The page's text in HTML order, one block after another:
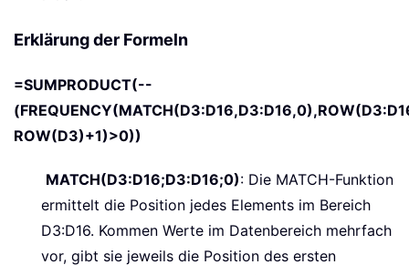
Erklärung der Formeln
=SUMPRODUCT(--
ROW(D3)+1)>0))
MATCH(D3:D16;D3:D16;0): Die MATCH-Funktion
ermittelt die Position jedes Elements im Bereich
D3:D16. Kommen Werte im Datenbereich mehrfach
vor, gibt sie jeweils die Position des ersten